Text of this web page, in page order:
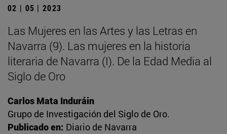
02 | 05 | 2023
Las Mujeres en las Artes y las Letras en
Navarra (9). Las mujeres en la historia
literaria de Navarra (I). De la Edad Media al
Siglo de Oro
Carlos Mata Induráin
Grupo de Investigación del Siglo de Oro.
Publicado en: Diario de Navarra